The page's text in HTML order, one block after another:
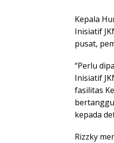
Kepala
Inisiatif
pusat,
“Perlu
Inisiatif
fasilitas
kepada
Rizzky